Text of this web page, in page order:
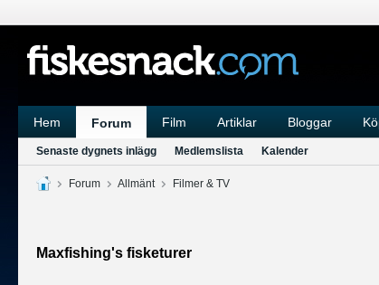
Hem Forum Film Artiklar Bloggar
Senaste dygnets inlägg Medlemslista Kalender
Forum Allmänt Filmer & TV
Maxfishing's fisketurer